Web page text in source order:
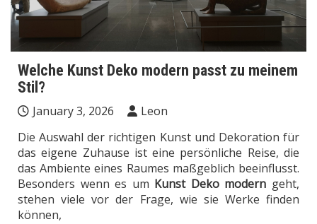
Welche Kunst Deko modern passt zu meinem
Stil?
January 3, 2026
Leon
Die Auswahl der richtigen Kunst und Dekoration für
das eigene Zuhause ist eine persönliche Reise, die
das Ambiente eines Raumes maßgeblich beeinflusst.
Besonders wenn es um Kunst Deko modern geht,
stehen viele vor der Frage, wie sie Werke finden
können,